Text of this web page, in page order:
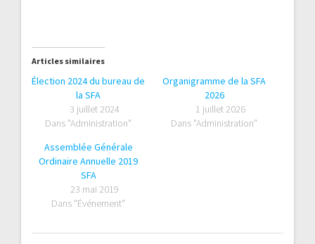
Articles similaires
Élection 2024 du bureau de
la SFA
3 juillet 2024
Dans "Administration"
Organigramme de la SFA
2026
1 juillet 2026
Dans "Administration"
Assemblée Générale
Ordinaire Annuelle 2019
SFA
23 mai 2019
Dans "Événement"